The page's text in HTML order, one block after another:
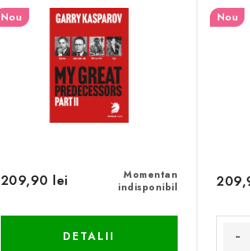
Nou
Momentan
indisponibil
209,90 lei
DETALII
Nou